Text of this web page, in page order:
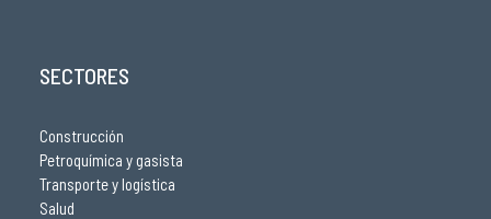
SECTORES
Construcción
Petroquímica y gasista
Transporte y logística
Salud